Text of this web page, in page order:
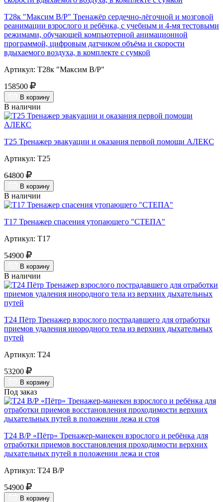
Т28к "Максим В/Р" Тренажёр сердечно-лёгочной и мозговой
реанимации взрослого и ребёнка, с учебным и 4-мя тестовыми
режимами, обучающей компьютерной анимационной
программой, цифровым датчиком объёма и скорости
вдыхаемого воздуха, в комплекте с сумкой
Артикул: Т28к "Максим В/Р"
158500
В корзину
В наличии
Т25 Тренажер эвакуации и оказания первой помощи АЛЕКС
Артикул: Т25
64800
В корзину
В наличии
Т17 Тренажер спасения утопающего "СТЕПА"
Артикул: Т17
54900
В корзину
В наличии
Т24 Пётр Тренажер взрослого пострадавшего для отработки
приемов удаления инородного тела из верхних дыхательных
путей
Артикул: Т24
53200
В корзину
Под заказ
Т24 В/Р «Пётр» Тренажер-манекен взрослого и ребёнка для
отработки приемов восстановления проходимости верхних
дыхательных путей в положении лежа и стоя
Артикул: Т24 В/Р
54900
В корзину